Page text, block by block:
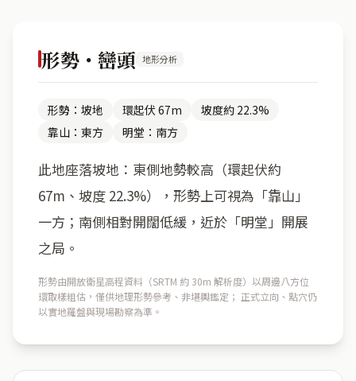
形勢・巒頭 地形分析
形勢：坡地 環起伏 67m
坡度約 22.3%
靠山：東方
明堂：南方
此地座落坡地：東側地勢較高（環起伏約
67m、坡度 22.3%），形勢上可視為「靠山」
一方；南側相對開闊低緩，近於「明堂」開展
之局。
形勢由開放衛星高程資料（SRTM 約 30m 解析度）以周邊八方位
環取樣粗估，僅供地理形勢參考、非堪輿鑑定； 正式立向、點穴仍
以實地羅盤與現場勘察為準。